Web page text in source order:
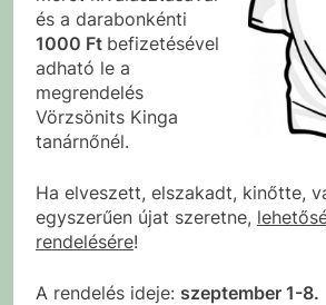
és a darabonkénti
1000 Ft befizetésével
adható le a
megrendelés
Vörzsönits Kinga
tanárnőnél.
Ha elveszett, elszakadt, kinőtte,
egyszerűen újat szeretne,
rendelésére!
A rendelés ideje: szeptember 1-8.